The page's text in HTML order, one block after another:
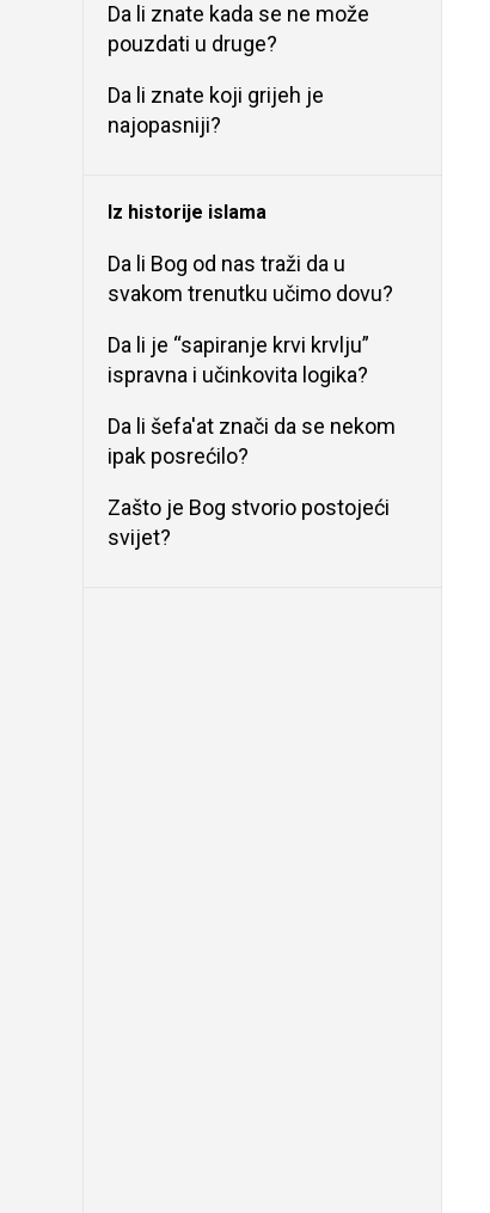
Da li znate kada se ne može
pouzdati u druge?
Da li znate koji grijeh je
najopasniji?
Iz historije islama
Da li Bog od nas traži da u
svakom trenutku učimo dovu?
Da li je “sapiranje krvi krvlju”
ispravna i učinkovita logika?
Da li šefa'at znači da se nekom
ipak posrećilo?
Zašto je Bog stvorio postojeći
svijet?